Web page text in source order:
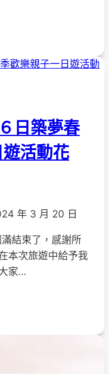
日築夢春
活動花
年 3 月 20 日
結束了，感謝所
本次旅遊中給予我
家…